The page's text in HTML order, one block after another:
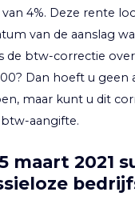
4%. Deze rente
van de aanslag
de btw-correctie
Dan hoeft u geen
maar kunt u dit
aangifte.
maart 2021